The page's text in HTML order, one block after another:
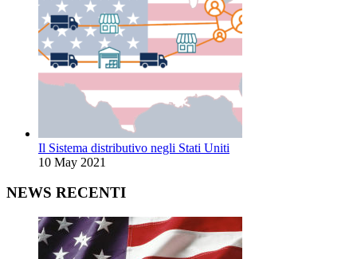
Il Sistema distributivo negli Stati Uniti
10 May 2021
NEWS RECENTI